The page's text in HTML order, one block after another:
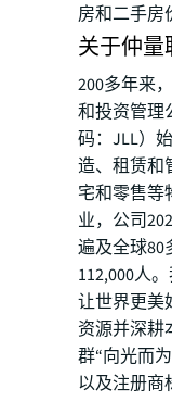
房和二手房
关于仲量
200多年来
和投资管理
码：JLL）
造、租赁和
宅和零售等
业，公司
遍及全球80
112,000人
让世界更美
资源并深耕
群“向光而
以及注册商